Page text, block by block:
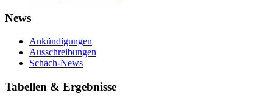
News
Ankündigungen
Ausschreibungen
Schach-News
Tabellen & Ergebnisse